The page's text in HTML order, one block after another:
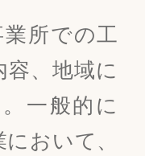
所での工
、地域に
一般的に
おいて、